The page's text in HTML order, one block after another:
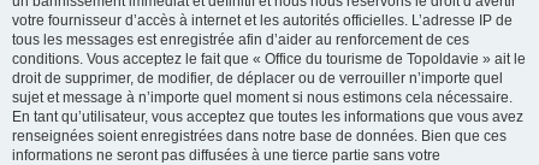
votre fournisseur d’accès à internet et les autorités officielles. L’adresse IP de
tous les messages est enregistrée afin d’aider au renforcement de ces
conditions. Vous acceptez le fait que « Office du tourisme de Topoldavie » ait le
droit de supprimer, de modifier, de déplacer ou de verrouiller n’importe quel
sujet et message à n’importe quel moment si nous estimons cela nécessaire.
En tant qu’utilisateur, vous acceptez que toutes les informations que vous avez
renseignées soient enregistrées dans notre base de données. Bien que ces
informations ne seront pas diffusées à une tierce partie sans votre